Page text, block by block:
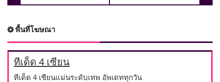
พื้นที่โฆษณา
ทีเด็ด 4 เซียน
ทีเด็ด 4 เซียนแม่นระดับเทพ อัพเดททุกวัน